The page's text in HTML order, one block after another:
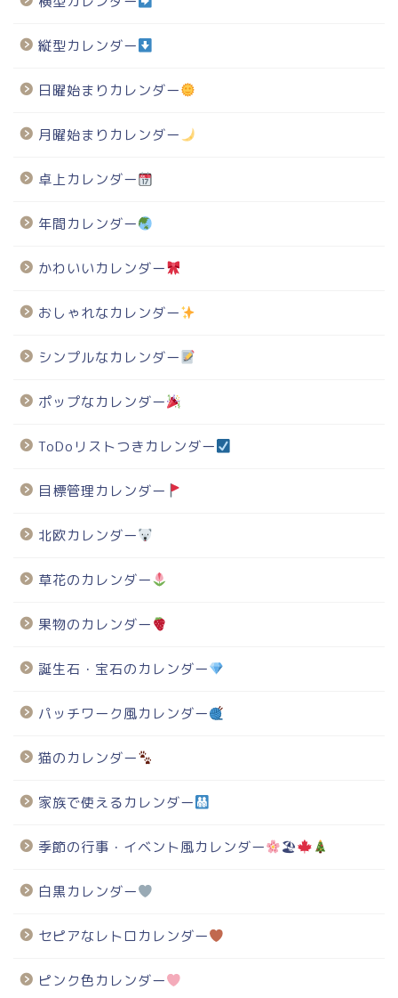
縦型カレンダー
日曜始まりカレンダー
月曜始まりカレンダー
卓上カレンダー
年間カレンダー
かわいいカレンダー
おしゃれなカレンダー
シンプルなカレンダー
ポップなカレンダー
ToDoリストつきカレンダー
目標管理カレンダー
北欧カレンダー
草花のカレンダー
果物のカレンダー
誕生石・宝石のカレンダー
パッチワーク風カレンダー
猫のカレンダー
家族で使えるカレンダー
季節の行事・イベント風カレンダー 🏖
白黒カレンダー
セピアなレトロカレンダー
ピンク色カレンダー